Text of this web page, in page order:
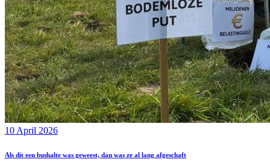
10 April 2026
Als dit een bushalte was geweest, dan was ze al lang afgeschaft